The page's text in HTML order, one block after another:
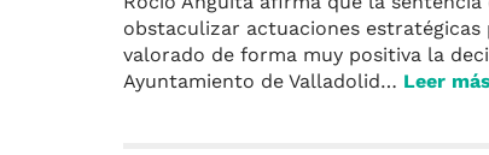
obstaculizar actuaciones estratégicas
valorado de forma muy positiva la
Ayuntamiento de Valladolid… Leer